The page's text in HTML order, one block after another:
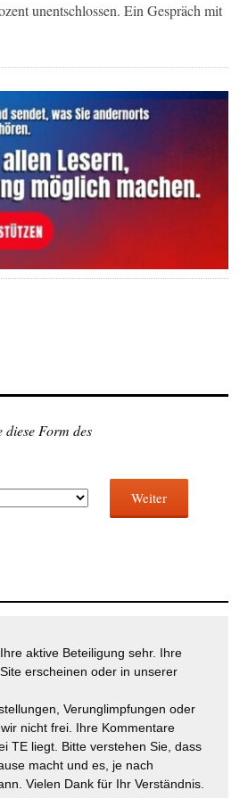
unentschlossen. Ein Gespräch mit
diese Form des
Weiter
aktive Beteiligung sehr. Ihre
erscheinen oder in unserer
Verunglimpfungen oder
nicht frei. Ihre Kommentare
TE liegt. Bitte verstehen Sie, dass
macht und es, je nach
Vielen Dank für Ihr Verständnis.